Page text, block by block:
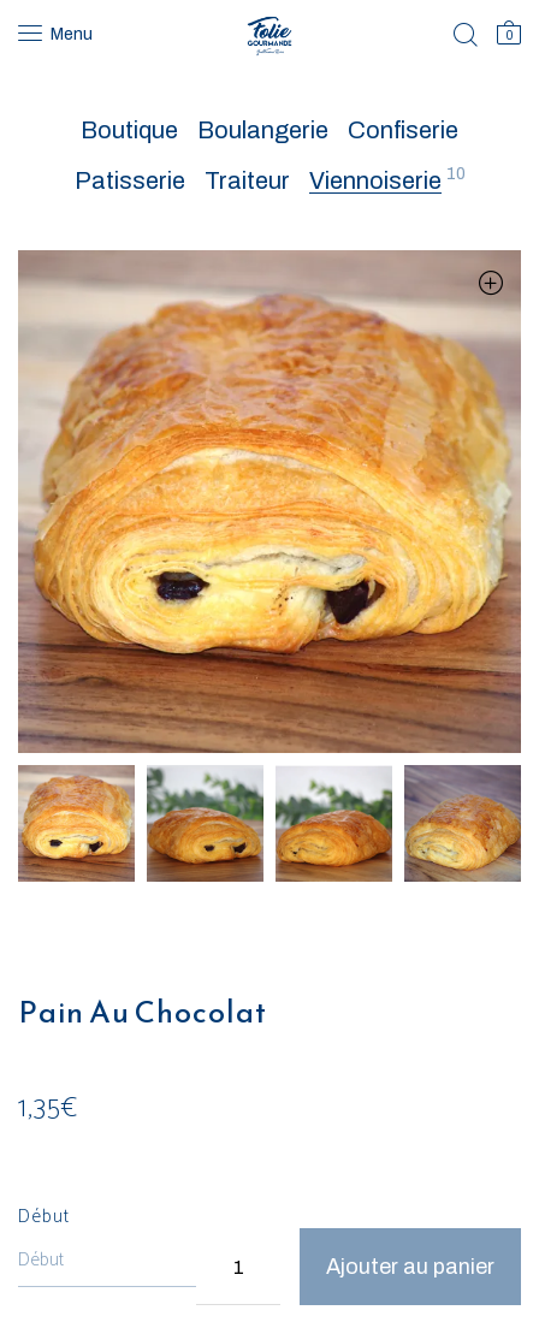
Menu 0
Boutique Boulangerie
Confiserie
Patisserie
Traiteur Viennoiserie 10
Pain Au Chocolat
1,35€
Début
Ajouter au panier